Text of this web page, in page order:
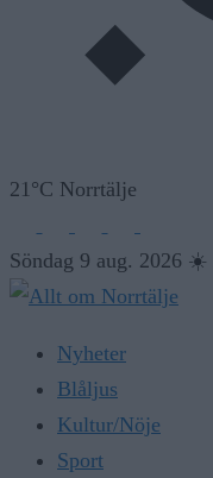
21°C Norrtälje
Söndag 9 aug. 2026 ☀️
Nyheter
Blåljus
Kultur/Nöje
Sport